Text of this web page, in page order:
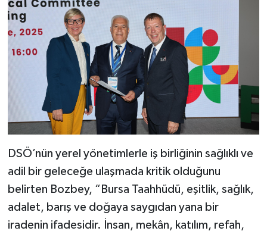
DSÖ’nün yerel yönetimlerle iş birliğinin sağlıklı ve
adil bir geleceğe ulaşmada kritik olduğunu
belirten Bozbey, “Bursa Taahhüdü, eşitlik, sağlık,
adalet, barış ve doğaya saygıdan yana bir
iradenin ifadesidir. İnsan, mekân, katılım, refah,